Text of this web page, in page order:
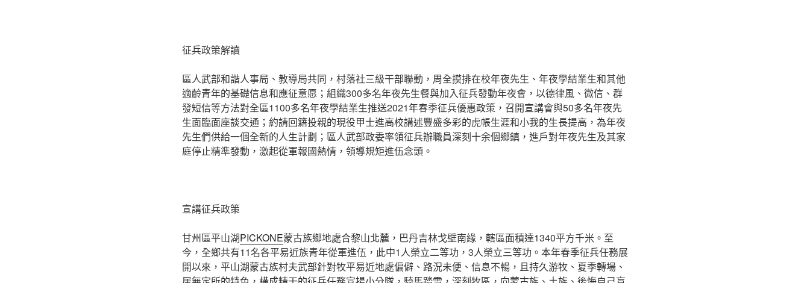
征兵政策解讀
區人武部和諧人事局、教導局共同，村落社三級干部聯動，周全摸排在校年夜先生、年夜學結業生和其他
適齡青年的基礎信息和應征意愿；組織300多名年夜先生餐與加入征兵發動年夜會，以德律風、微信、群
發短信等方法對全區1100多名年夜學結業生推送2021年春季征兵優惠政策，召開宣講會與50多名年夜先
生面臨面座談交通；約請回籍投親的現役甲士進高校講述豐盛多彩的虎帳生涯和小我的生長提高，為年夜
先生們供給一個全新的人生計劃；區人武部政委率領征兵辦職員深刻十余個鄉鎮，進戶對年夜先生及其家
庭停止精準發動，激起從軍報國熱情，領導規矩進伍念頭。
宣講征兵政策
甘州區平山湖PICKONE蒙古族鄉地處合黎山北麓，巴丹吉林戈壁南緣，轄區面積達1340平方千米。至
今，全鄉共有11名各平易近族青年從軍進伍，此中1人榮立二等功，3人榮立三等功。本年春季征兵任務展
開以來，平山湖蒙古族村夫武部針對牧平易近地處偏僻、路況未便、信息不暢，且持久游牧、夏季轉場、